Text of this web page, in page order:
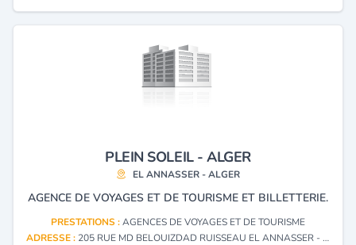
PLEIN SOLEIL - ALGER
EL ANNASSER - ALGER
AGENCE DE VOYAGES ET DE TOURISME ET BILLETTERIE.
PRESTATIONS :AGENCES DE VOYAGES ET DE TOURISME
ADRESSE : 205 RUE MD BELOUIZDAD RUISSEAU EL ANNASSER - ALGER